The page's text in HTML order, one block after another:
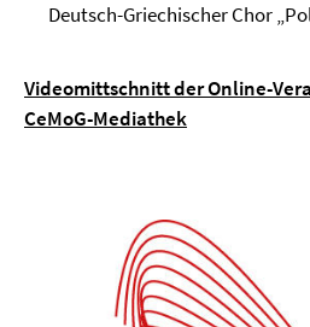
Deutsch-Griechischer Chor
Videomittschnitt der Online-
CeMoG-Mediathek